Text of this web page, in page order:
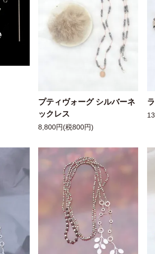
プティヴォーグ シルバーネ
ックレス
8,800円(税800円)